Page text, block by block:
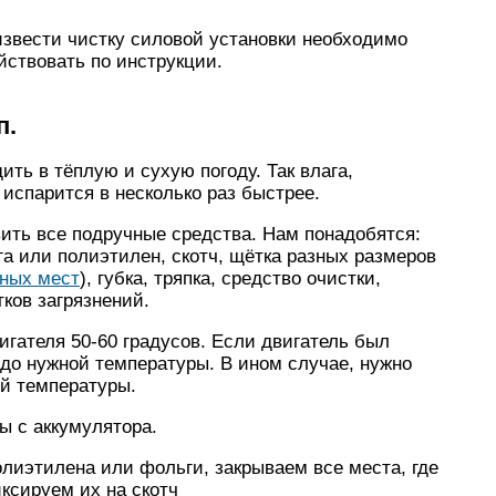
чистку силовой установки необходимо
по инструкции.
в тёплую и сухую погоду. Так влага,
в несколько раз быстрее.
все подручные средства. Нам понадобятся:
или полиэтилен, скотч, щётка разных размеров
мест), губка, тряпка, средство очистки,
загрязнений.
50-60 градусов. Если двигатель был
нужной температуры. В ином случае, нужно
температуры.
с аккумулятора.
или фольги, закрываем все места, где
их на скотч